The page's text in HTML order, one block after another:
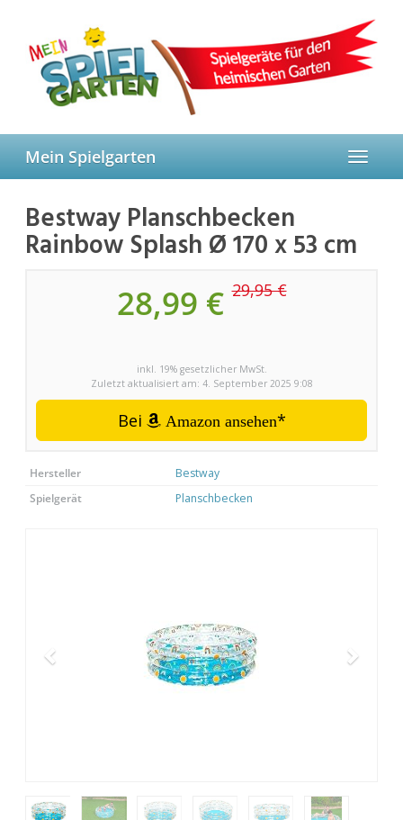
content
Toggle
Mein Spielgarten
Bestway Planschbecken
Rainbow Splash Ø 170 x 53 cm
28,99 €29,95 €
inkl. 19% gesetzlicher MwSt.
Zuletzt aktualisiert am: 4. September 2025 9:08
Bei Amazon ansehen*
Hersteller
Bestway
Spielgerät
Planschbecken